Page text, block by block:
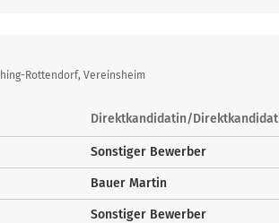
Rottendorf, Vereinsheim
Direktkandidatin/Direktkandidat
Sonstiger Bewerber
Bauer Martin
Sonstiger Bewerber